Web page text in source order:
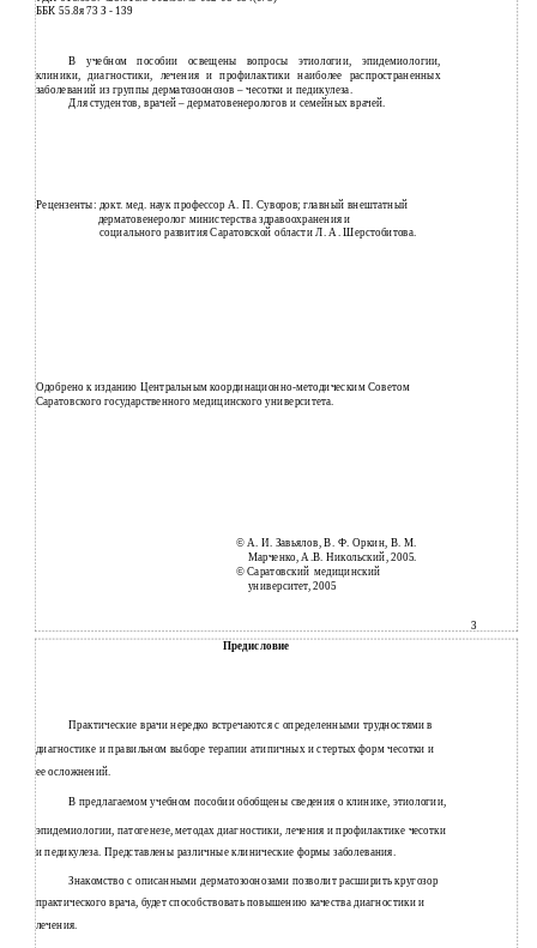
ББК 55.8я 73 З - 139
В учебном пособии освещены вопросы этиологии, эпидемиологии,
клиники, диагностики, лечения и профилактики наиболее распространенных
заболеваний из группы дерматозоонозов – чесотки и педикулеза.
Для студентов, врачей – дерматовенерологов и семейных врачей.
Рецензенты: докт. мед. наук профессор А. П. Суворов; главный внештатный
дерматовенеролог министерства здравоохранения и
социального развития Саратовской области Л. А. Шерстобитова.
Одобрено к изданию Центральным координационно-методическим Советом
Саратовского государственного медицинского университета.
© А. И. Завьялов, В. Ф. Оркин, В. М.
Марченко, А.В. Никольский, 2005.
©Саратовский медицинский
университет, 2005
3
Предисловие
Практические врачи нередко встречаются с определенными трудностями в
диагностике и правильном выборе терапии атипичных и стертых форм чесотки и
ее осложнений.
В предлагаемом учебном пособии обобщены сведения о клинике, этиологии,
эпидемиологии, патогенезе, методах диагностики, лечения и профилактике чесотки
и педикулеза. Представлены различные клинические формы заболевания.
Знакомство с описанными дерматозоонозами позволит расширить кругозор
практического врача, будет способствовать повышению качества диагностики и
лечения.